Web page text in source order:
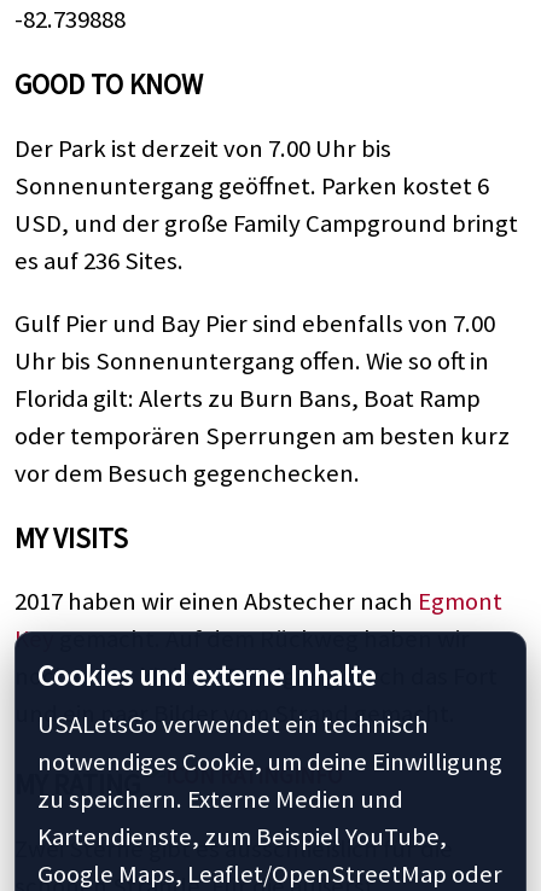
-82.739888
GOOD TO KNOW
Der Park ist derzeit von 7.00 Uhr bis
Sonnenuntergang geöffnet. Parken kostet 6
USD, und der große Family Campground bringt
es auf 236 Sites.
Gulf Pier und Bay Pier sind ebenfalls von 7.00
Uhr bis Sonnenuntergang offen. Wie so oft in
Florida gilt: Alerts zu Burn Bans, Boat Ramp
oder temporären Sperrungen am besten kurz
vor dem Besuch gegenchecken.
MY VISITS
2017 haben wir einen Abstecher nach Egmont
Keygemacht. Auf dem Rückweg haben wir
noch einen kleinen Rundgang durch das Fort
und ein paar Bilder vom Strand gemacht.
MY RATING
Zwei Sterne gibt es ausschließlich für die
Cookies und externe Inhalte
USALetsGo verwendet ein technisch
notwendiges Cookie, um deine Einwilligung
zu speichern. Externe Medien und
Kartendienste, zum Beispiel YouTube,
Google Maps, Leaflet/OpenStreetMap oder